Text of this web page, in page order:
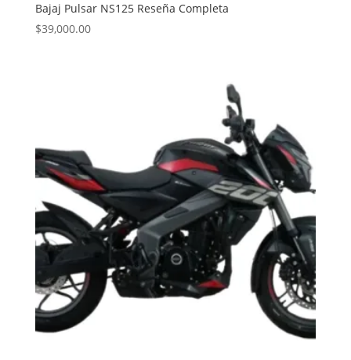
Bajaj Pulsar NS125 Reseña Completa
$39,000.00